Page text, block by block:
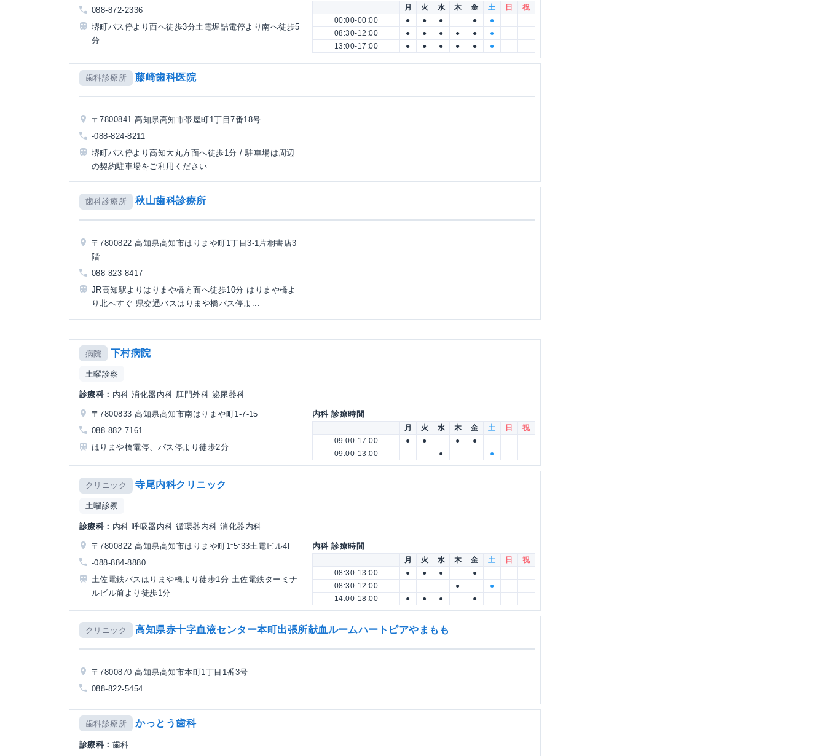
088-872-2336
堺町バス停より西へ徒歩3分土電堀詰電停より南へ徒歩5
分
月 火 水 木 金 土 日
祝
00:00-00:00
● ● ● ●
●
08:30-12:00
● ● ● ● ●
●
13:00-17:00
● ● ● ● ● ●
歯科診療所 藤崎歯科医院
〒7800841 高知県高知市帯屋町1丁目7番18号
-088-824-8211
堺町バス停より高知大丸方面へ徒歩1分 / 駐車場は周辺
の契約駐車場をご利用ください
歯科診療所 秋山歯科診療所
〒7800822 高知県高知市はりまや町1丁目3-1片桐書店3
階
088-823-8417
JR高知駅よりはりまや橋方面へ徒歩10分 はりまや橋よ
り北へすぐ 県交通バスはりまや橋バス停よ...
病院 下村病院
土曜診察
診療科： 内科 消化器内科 肛門外科 泌尿器科
〒7800833 高知県高知市南はりまや町1-7-15
088-882-7161
はりまや橋電停、バス停より徒歩2分
内科 診療時間
月 火 水 木 金 土 日
祝
09:00-17:00
● ● ●
●
09:00-13:00
● ●
クリニック 寺尾内科クリニック
土曜診察
診療科： 内科 呼吸器内科 循環器内科 消化器内科
〒7800822 高知県高知市はりまや町1⁻5⁻33土電ビル4F
-088-884-8880
土佐電鉄バスはりまや橋より徒歩1分 土佐電鉄ターミナ
ルビル前より徒歩1分
内科 診療時間
月 火 水 木 金 土 日
祝
08:30-13:00
● ● ●
●
08:30-12:00
●
●
14:00-18:00
● ● ● ●
クリニック 高知県赤十字血液センター本町出張所献血ルームハートピアやまもも
〒7800870 高知県高知市本町1丁目1番3号
088-822-5454
歯科診療所 かっとう歯科
診療科： 歯科